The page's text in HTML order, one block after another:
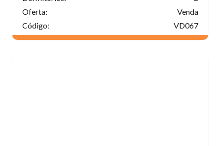
Oferta: Venda
Código: VD067